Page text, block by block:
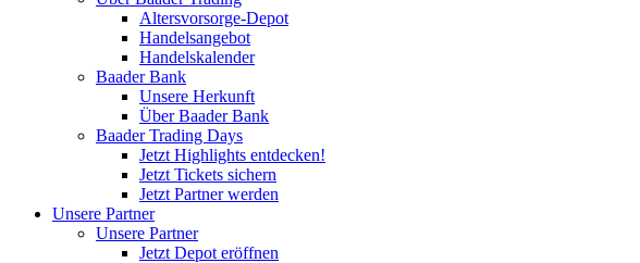
Altersvorsorge-Depot
Handelsangebot
Handelskalender
Baader Bank
Unsere Herkunft
Über Baader Bank
Baader Trading Days
Jetzt Highlights entdecken!
Jetzt Tickets sichern
Jetzt Partner werden
Unsere Partner
Unsere Partner
Jetzt Depot eröffnen